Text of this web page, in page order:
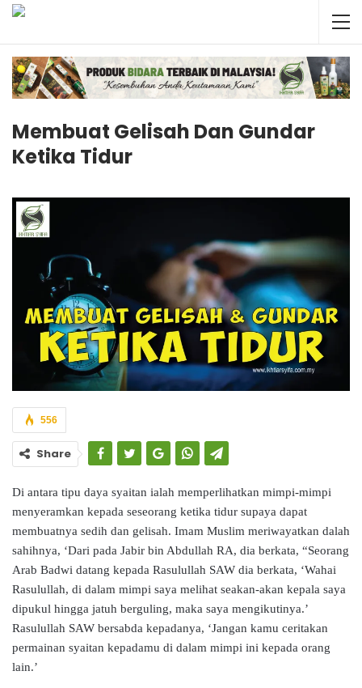
Membuat Gelisah Dan Gundar
Ketika Tidur
556
Share
Di antara tipu daya syaitan ialah memperlihatkan mimpi-mimpi
menyeramkan kepada seseorang ketika tidur supaya dapat
membuatnya sedih dan gelisah. Imam Muslim meriwayatkan dalah
sahihnya, ‘Dari pada Jabir bin Abdullah RA, dia berkata, “Seorang
Arab Badwi datang kepada Rasulullah SAW dia berkata, ‘Wahai
Rasulullah, di dalam mimpi saya melihat seakan-akan kepala saya
dipukul hingga jatuh berguling, maka saya mengikutinya.’
Rasulullah SAW bersabda kepadanya, ‘Jangan kamu ceritakan
permainan syaitan kepadamu di dalam mimpi ini kepada orang
lain.’